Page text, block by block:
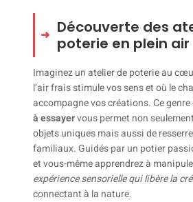
Découverte des
poterie en plein air
Imaginez un atelier de poterie au
l’air frais stimule vos sens et où le
accompagne vos créations. Ce genre
à essayervous permet non
objets uniques mais aussi de
familiaux. Guidés par un potier
et vous-même apprendrez à
expérience sensorielle qui libère la
connectant à la nature.